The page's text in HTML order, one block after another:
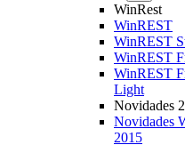
WinRest
WinREST
WinREST
WinREST
WinREST
Light
Novidades
Novidades
2015